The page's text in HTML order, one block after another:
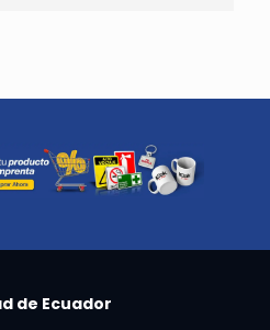
de Ecuador